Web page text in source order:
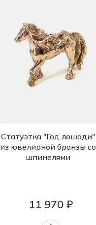
Статуэтка "Год лошади"
из ювелирной бронзы со
шпинелями
11 970 ₽